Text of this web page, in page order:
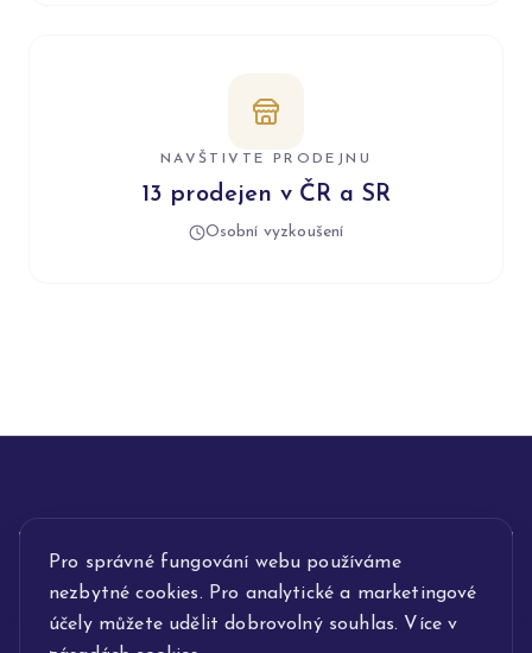
Pro správné fungování webu používáme
nezbytné cookies. Pro analytické a marketingové
účely můžete udělit dobrovolný souhlas. Více v
NAVŠTIVTE PRODEJNU
13 prodejen v ČR a SR
Osobní vyzkoušení
INFORMACE
POPIS SLUŽEB